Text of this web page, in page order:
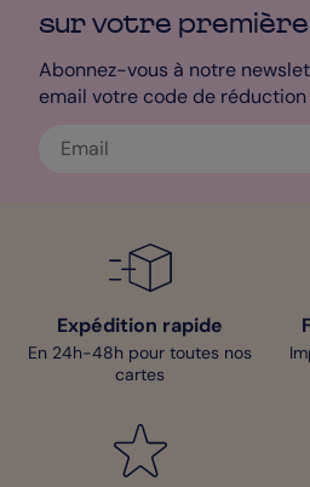
sur votre première
Abonnez-vous à notre
email votre code de réduction
Expédition rapide
En 24h-48h pour toutes nos
cartes